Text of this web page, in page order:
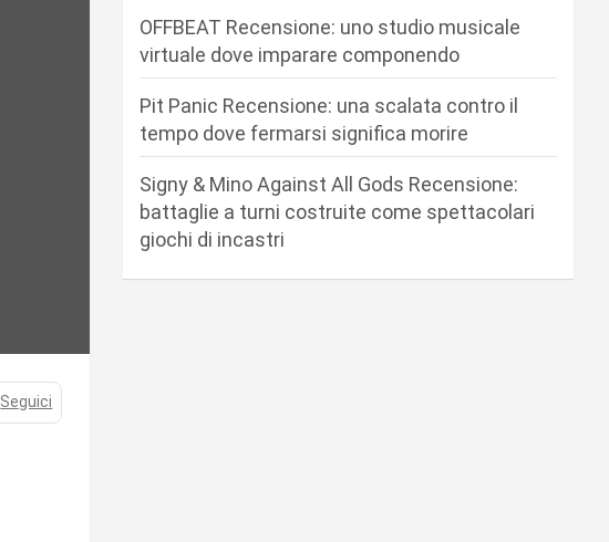
Seguici
OFFBEAT Recensione: uno studio musicale
virtuale dove imparare componendo
Pit Panic Recensione: una scalata contro il
tempo dove fermarsi significa morire
Signy & Mino Against All Gods Recensione:
battaglie a turni costruite come spettacolari
giochi di incastri